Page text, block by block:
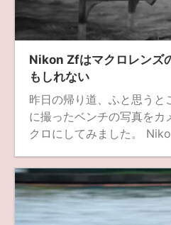
Nikon Zfはマクロレンズ
もしれない
昨日の帰り道、ふと思うと
に撮ったベンチの写真をカ
クロにしてみました。